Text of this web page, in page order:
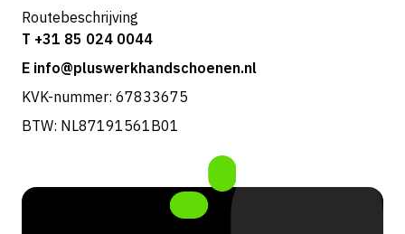
Routebeschrijving
T +31 85 024 0044
E info@pluswerkhandschoenen.nl
KVK-nummer: 67833675
BTW: NL87191561B01